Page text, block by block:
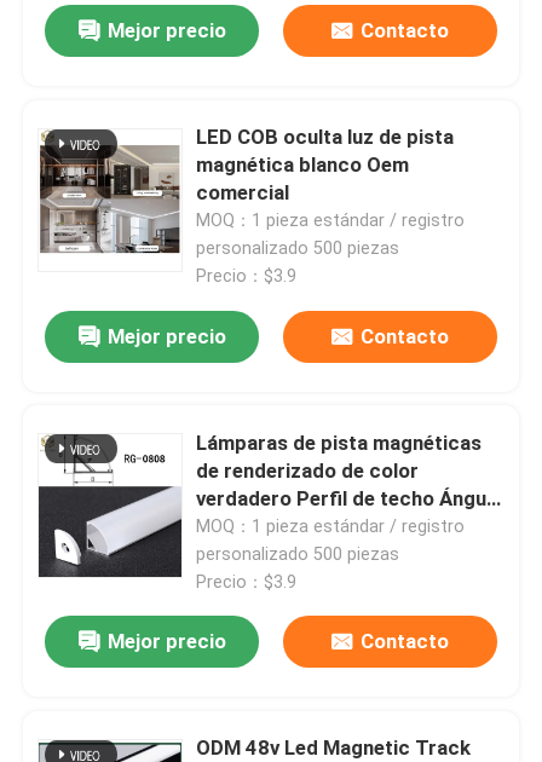
Mejor precio Contacto
LED COB oculta luz de pista
magnética blanco Oem
comercial
MOQ：1 pieza estándar / registro
personalizado 500 piezas
Precio：$3.9
Mejor precio Contacto
Lámparas de pista magnéticas
de renderizado de color
verdadero Perfil de techo Ángulo
de inclinación ajustable
MOQ：1 pieza estándar / registro
personalizado 500 piezas
Precio：$3.9
Mejor precio Contacto
ODM 48v Led Magnetic Track